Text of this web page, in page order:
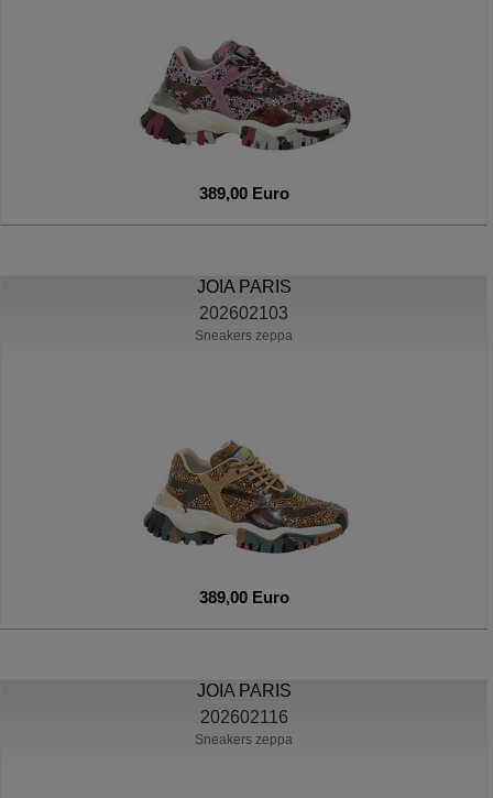
389,00 Euro
JOIA PARIS
202602103
Sneakers zeppa
389,00 Euro
JOIA PARIS
202602116
Sneakers zeppa